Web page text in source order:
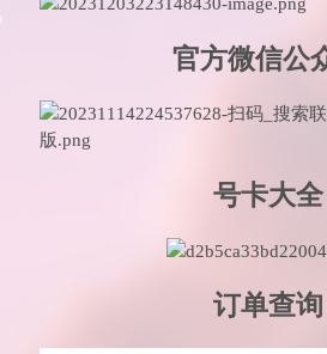
官方微信公
号卡大全
订单查询